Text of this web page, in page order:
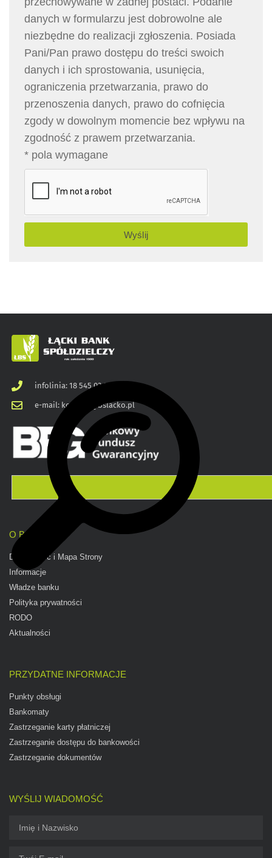
danych w formularzu jest dobrowolne ale
niezbędne do realizacji zgłoszenia. Posiada
Pani/Pan prawo dostępu do treści swoich
danych i ich sprostowania, usunięcia,
ograniczenia przetwarzania, prawo do
przenoszenia danych, prawo do cofnięcia
zgody w dowolnym momencie bez wpływu na
zgodność z prawem przetwarzania.
* pola wymagane
Wyślij
infolinia: 18 545 03 00
e-mail: kontakt@bslacko.pl
O BANKU
Dostępność i Mapa Strony
Informacje
Władze banku
Polityka prywatności
RODO
Aktualności
PRZYDATNE INFORMACJE
Punkty obsługi
Bankomaty
Zastrzeganie karty płatniczej
Zastrzeganie dostępu do bankowości
Zastrzeganie dokumentów
WYŚLIJ WIADOMOŚĆ